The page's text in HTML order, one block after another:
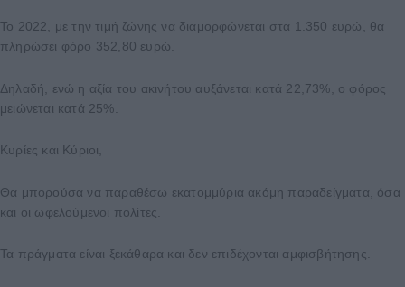
Το 2022, με την τιμή ζώνης να διαμορφώνεται στα 1.350 ευρώ, θα
πληρώσει φόρο 352,80 ευρώ.
Δηλαδή, ενώ η αξία του ακινήτου αυξάνεται κατά 22,73%, ο φόρος
μειώνεται κατά 25%.
Κυρίες και Κύριοι,
Θα μπορούσα να παραθέσω εκατομμύρια ακόμη παραδείγματα, όσα
και οι ωφελούμενοι πολίτες.
Τα πράγματα είναι ξεκάθαρα και δεν επιδέχονται αμφισβήτησης.